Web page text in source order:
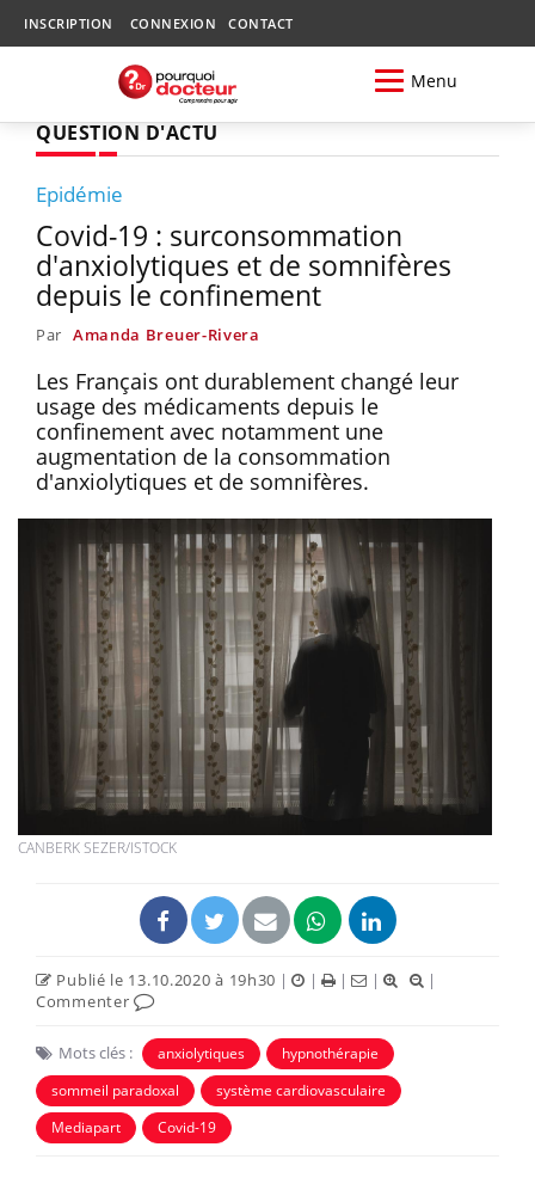
INSCRIPTION CONNEXION CONTACT
Menu
QUESTION D'ACTU
Epidémie
Covid-19 : surconsommation
d'anxiolytiques et de somnifères
depuis le confinement
Par Amanda Breuer-Rivera
Les Français ont durablement changé leur
usage des médicaments depuis le
confinement avec notamment une
augmentation de la consommation
d'anxiolytiques et de somnifères.
CANBERK SEZER/ISTOCK
Publié le 13.10.2020 à 19h30 | | | |
|
Commenter
Mots clés : anxiolytiques
hypnothérapie
sommeil paradoxal
système cardiovasculaire
Mediapart
Covid-19